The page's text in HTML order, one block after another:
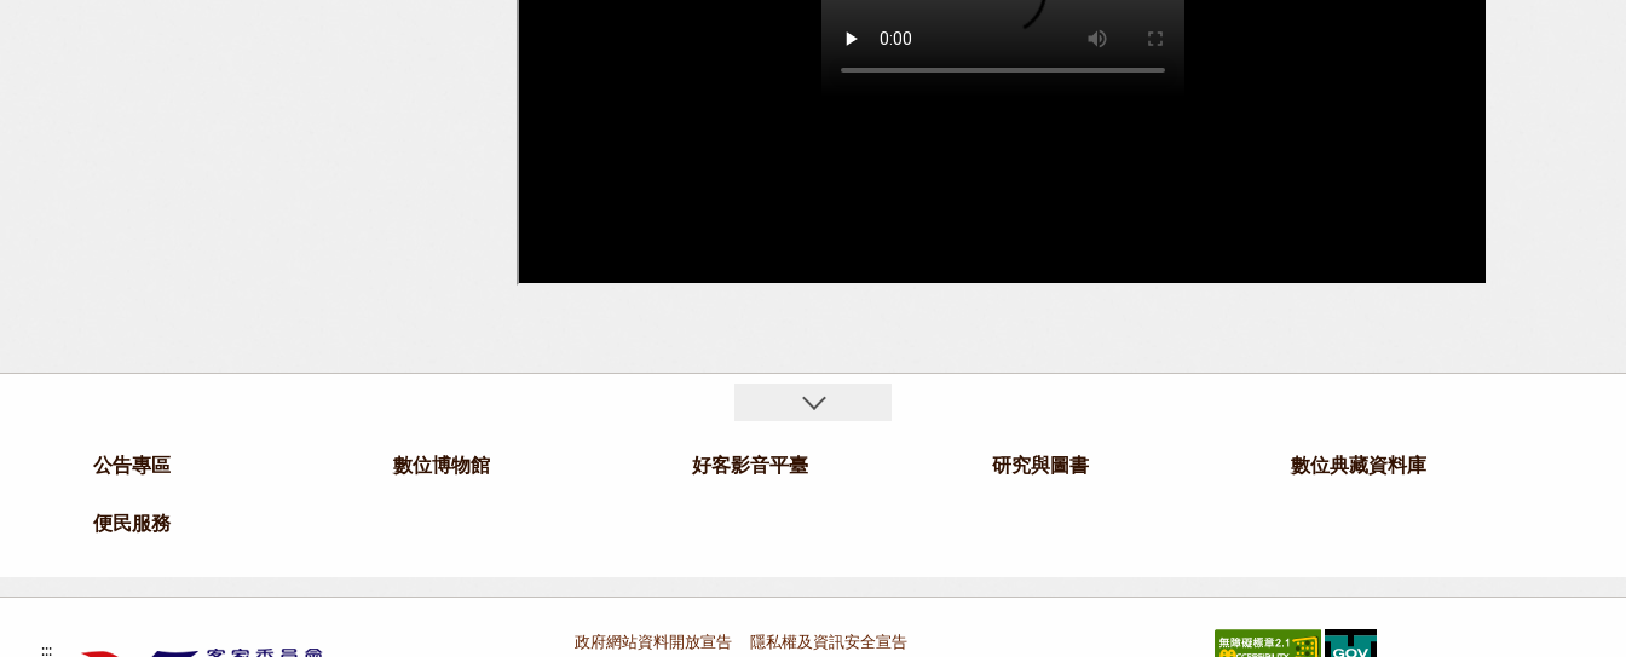
公告專區 數位博物館 好客影音平臺 研究與圖書 數位典藏資料庫
便民服務
:::
政府網站資料開放宣告 隱私權及資訊安全宣告